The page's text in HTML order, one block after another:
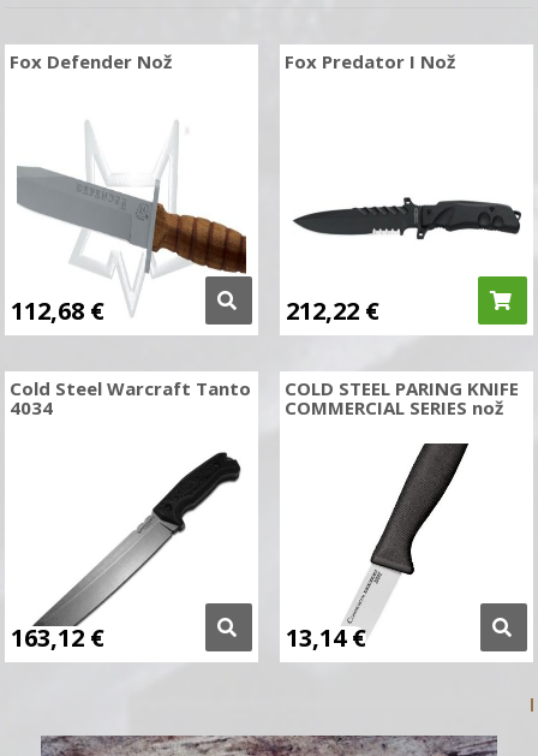
Fox Defender Nož
112,68 €
Fox Predator I Nož
212,22 €
Cold Steel Warcraft Tanto
4034
163,12 €
COLD STEEL PARING KNIFE
COMMERCIAL SERIES nož
13,14€